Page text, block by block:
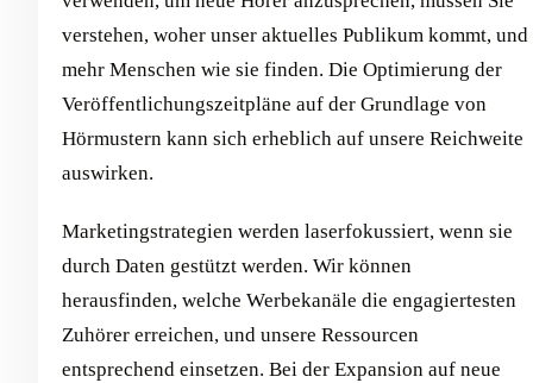
verstehen, woher unser aktuelles Publikum kommt, und
mehr Menschen wie sie finden. Die Optimierung der
Veröffentlichungszeitpläne auf der Grundlage von
Hörmustern kann sich erheblich auf unsere Reichweite
auswirken.
Marketingstrategien werden laserfokussiert, wenn sie
durch Daten gestützt werden. Wir können
herausfinden, welche Werbekanäle die engagiertesten
Zuhörer erreichen, und unsere Ressourcen
entsprechend einsetzen. Bei der Expansion auf neue